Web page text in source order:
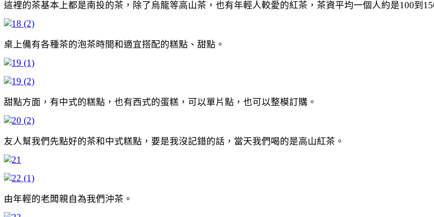
這裡的茶基本上都是南投的茶，除了烏龍等高山茶，也有年輕人較愛的紅茶，茶資平均一個人約是100到
桌上備有各種茶的泡茶時間和適宜搭配的糕點、甜點。
甜點方面，有中式的糕點，也有西式的蛋糕，可以單片點，也可以整模訂購。
友人幫我們先點好的茶和中式糕點，要是我沒記錯的話，當天我們喝的是高山紅茶。
由年輕的老闆親自為我們沖茶。